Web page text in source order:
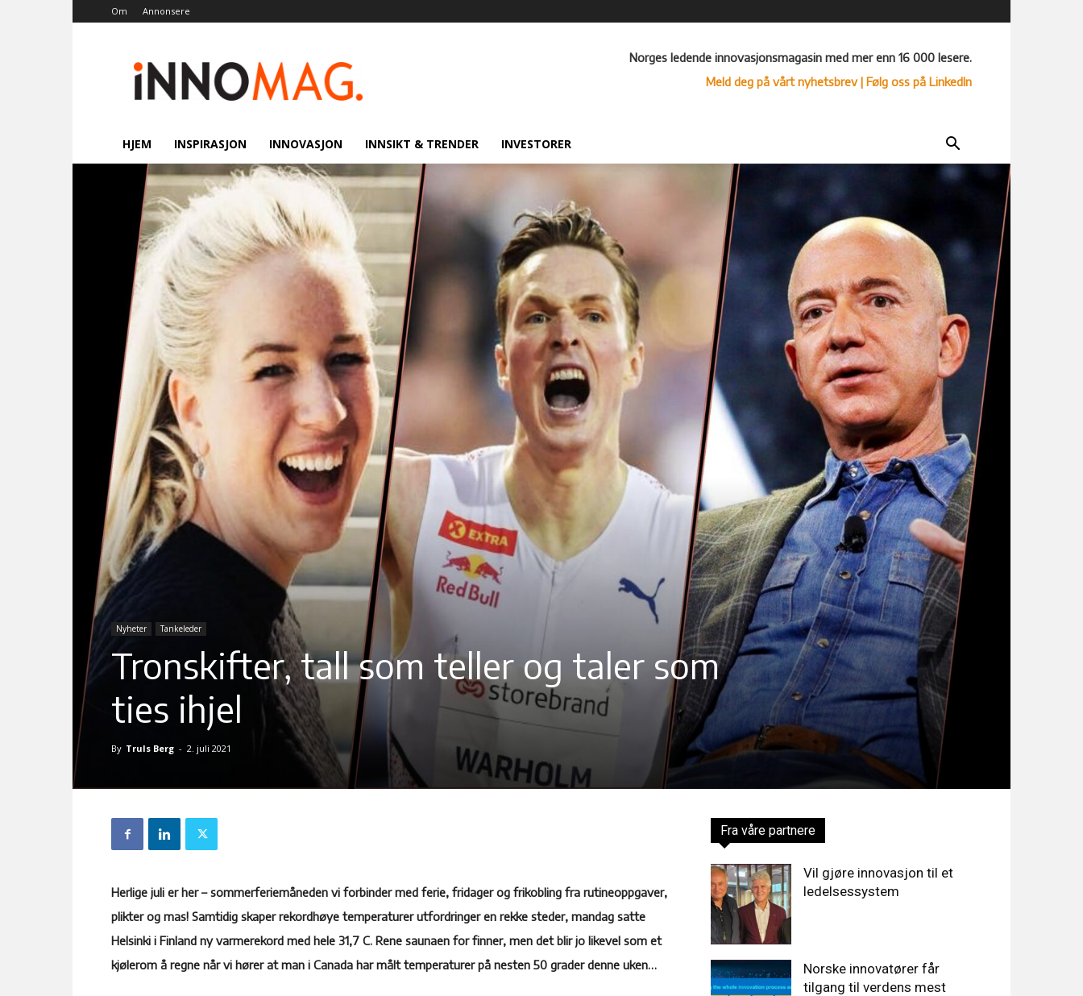
Om Annonsere
Norges ledende innovasjonsmagasin med mer enn 16 000 lesere.
Meld deg på vårt nyhetsbrev| Følg oss på LinkedIn
HJEM INSPIRASJON INNOVASJON INNSIKT & TRENDER INVESTORER
Nyheter Tankeleder
Tronskifter, tall som teller og taler som
ties ihjel
By Truls Berg - 2. juli 2021
Herlige juli er her – sommerferiemåneden vi forbinder med ferie, fridager og frikobling fra rutineoppgaver,
plikter og mas! Samtidig skaper rekordhøye temperaturer utfordringer en rekke steder, mandag satte
Helsinki i Finland ny varmerekord med hele 31,7 C. Rene saunaen for finner, men det blir jo likevel som et
kjølerom å regne når vi hører at man i Canada har målt temperaturer på nesten 50 grader denne uken…
Fra våre partnere
Vil gjøre innovasjon til et
ledelsessystem
Norske innovatører får
tilgang til verdens mest